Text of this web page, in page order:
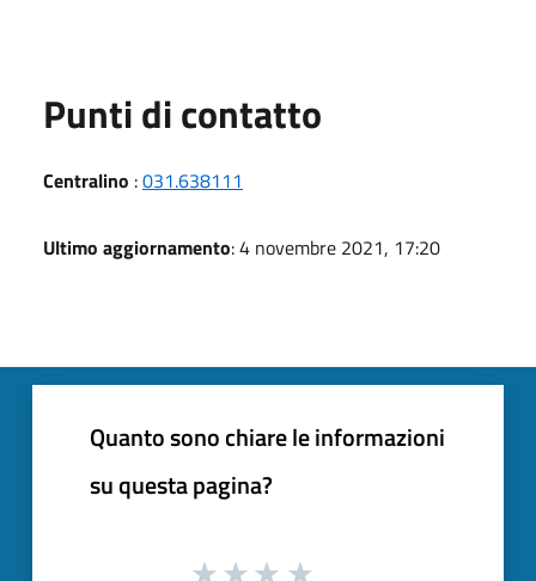
Punti di contatto
Centralino :031.638111
Ultimo aggiornamento: 4 novembre 2021, 17:20
Quanto sono chiare le informazioni
su questa pagina?